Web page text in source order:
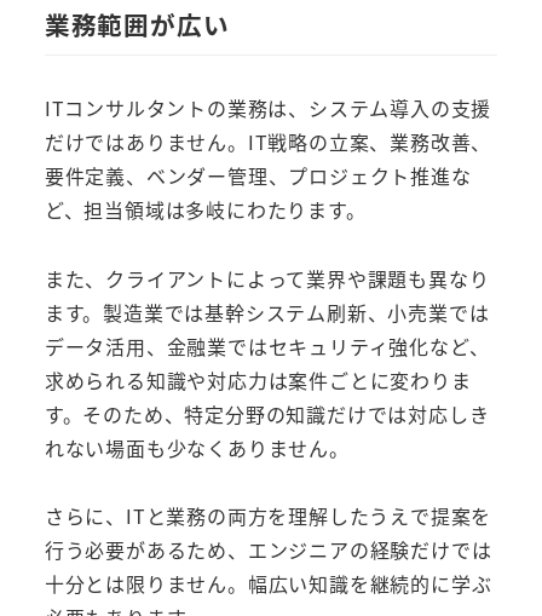
業務範囲が広い
ITコンサルタントの業務は、システム導入の支援
だけではありません。IT戦略の立案、業務改善、
要件定義、ベンダー管理、プロジェクト推進な
ど、担当領域は多岐にわたります。
また、クライアントによって業界や課題も異なり
ます。製造業では基幹システム刷新、小売業では
データ活用、金融業ではセキュリティ強化など、
求められる知識や対応力は案件ごとに変わりま
す。そのため、特定分野の知識だけでは対応しき
れない場面も少なくありません。
さらに、ITと業務の両方を理解したうえで提案を
行う必要があるため、エンジニアの経験だけでは
十分とは限りません。幅広い知識を継続的に学ぶ